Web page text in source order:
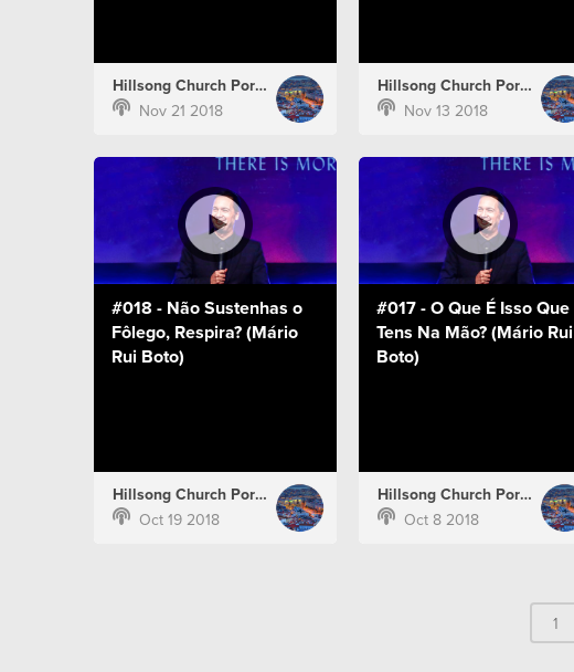
Hillsong Church Portugal
Nov 21 2018
Hillsong Church Portugal
Nov 13 2018
#018 - Não Sustenhas o
Fôlego, Respira? (Mário
Rui Boto)
Hillsong Church Portugal
Oct 19 2018
#017 - O Que É Isso Que
Tens Na Mão? (Mário Rui
Boto)
Hillsong Church Portugal
Oct 8 2018
1